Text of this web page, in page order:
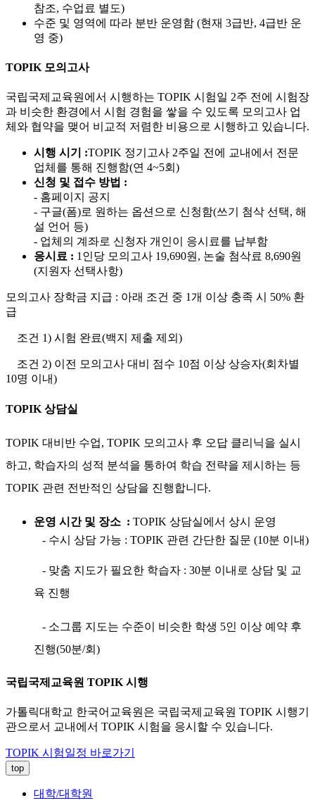
참조, 수업료 별도)
수준 및 영역에 따라 분반 운영함 (현재 3급반, 4급반 운
영 중)
TOPIK 모의고사
국립국제교육원에서 시행하는 TOPIK 시험일 2주 전에 시험장
과 비슷한 환경에서 시험 경험을 쌓을 수 있도록 모의고사 업
체와 협약을 맺어 비교적 저렴한 비용으로 시행하고 있습니다.
시행 시기 :TOPIK 정기고사 2주일 전에 교내에서 전문
업체를 통해 진행함(연 4~5회)
신청 및 접수 방법 :
- 홈페이지 공지
- 구글(폼)로 원하는 옵션으로 신청함(쓰기 첨삭 선택, 해
설 언어 등)
- 업체의 계좌로 신청자 개인이 응시료를 납부함
응시료 : 1인당 모의고사 19,690원, 논술 첨삭료 8,690원
(지원자 선택사항)
모의고사 장학금 지급 : 아래 조건 중 1개 이상 충족 시 50% 환
급
조건 1) 시험 완료(백지 제출 제외)
조건 2) 이전 모의고사 대비 점수 10점 이상 상승자(회차별
10명 이내)
TOPIK 상담실
TOPIK 대비반 수업, TOPIK 모의고사 후 오답 클리닉을 실시
하고, 학습자의 성적 분석을 통하여 학습 전략을 제시하는 등
TOPIK 관련 전반적인 상담을 진행합니다.
운영 시간 및 장소 : TOPIK 상담실에서 상시 운영
- 수시 상담 가능 : TOPIK 관련 간단한 질문 (10분 이내)
- 맞춤 지도가 필요한 학습자 : 30분 이내로 상담 및 교
육 진행
- 소그룹 지도는 수준이 비슷한 학생 5인 이상 예약 후
진행(50분/회)
국립국제교육원 TOPIK 시행
가톨릭대학교 한국어교육원은 국립국제교육원 TOPIK 시행기
관으로서 교내에서 TOPIK 시험을 응시할 수 있습니다.
TOPIK 시험일정 바로가기
top
대학/대학원